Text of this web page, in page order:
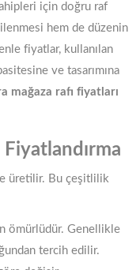
için doğru raf
hem de düzenin
fiyatlar, kullanılan
ve tasarımına
mağaza rafı fiyatları
Fiyatlandırma
üretilir. Bu çeşitlilik
ömürlüdür. Genellikle
tercih edilir.